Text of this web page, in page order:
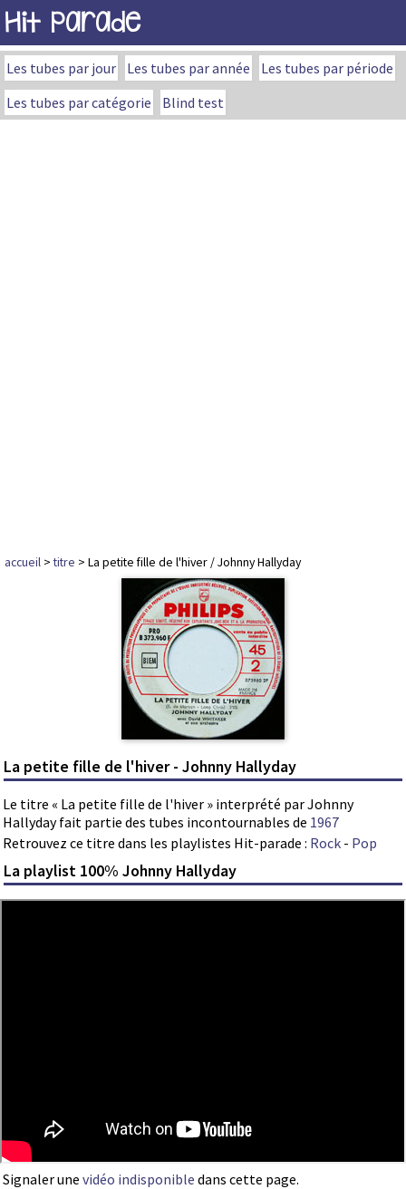
Hit Parade
Les tubes par jour Les tubes par année
Les tubes par période
Les tubes par catégorie
Blind test
accueil >titre > La petite fille de l'hiver / Johnny Hallyday
La petite fille de l'hiver - Johnny Hallyday
Le titre « La petite fille de l'hiver » interprété par Johnny
Hallyday fait partie des tubes incontournables de 1967
Retrouvez ce titre dans les playlistes Hit-parade : Rock - Pop
La playlist 100% Johnny Hallyday
Signaler une vidéo indisponible dans cette page.